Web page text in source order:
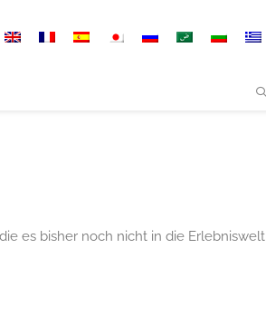
es bisher noch nicht in die Erlebniswelt